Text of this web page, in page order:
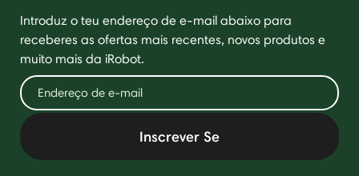
Introduz o teu endereço de e-mail abaixo para
receberes as ofertas mais recentes, novos produtos e
muito mais da iRobot.
Inscrever Se